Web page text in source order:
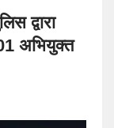
द्वारा
अभियुक्त